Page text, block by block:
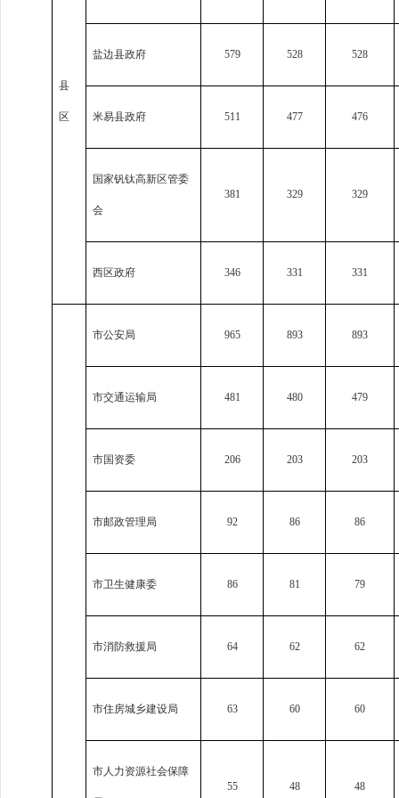
县
区
盐边县政府 579 528 528
米易县政府 511 477 476
国家钒钛高新区管委
会
381 329 329
西区政府 346 331 331
市公安局 965 893 893
市交通运输局 481 480 479
市国资委 206 203 203
市邮政管理局 92 86 86
市卫生健康委 86 81 79
市消防救援局 64 62 62
市住房城乡建设局 63 60 60
市人力资源社会保障
55 48 48